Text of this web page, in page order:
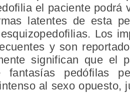
el paciente
latentes de esta
Los
y son
significan que el
fantasías pedófilas
al sexo opuesto,